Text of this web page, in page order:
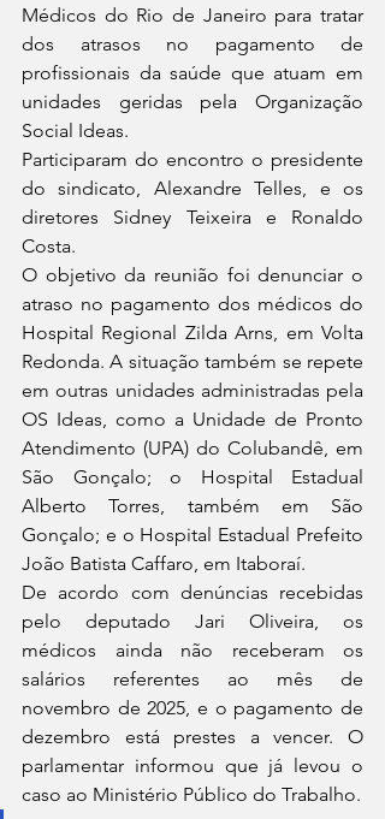
Médicos do Rio de Janeiro para tratar
dos atrasos no pagamento de
profissionais da saúde que atuam em
unidades geridas pela Organização
Social Ideas.
Participaram do encontro o presidente
do sindicato, Alexandre Telles, e os
diretores Sidney Teixeira e Ronaldo
Costa.
O objetivo da reunião foi denunciar o
atraso no pagamento dos médicos do
Hospital Regional Zilda Arns, em Volta
Redonda. A situação também se repete
em outras unidades administradas pela
OS Ideas, como a Unidade de Pronto
Atendimento (UPA) do Colubandê, em
São Gonçalo; o Hospital Estadual
Alberto Torres, também em São
Gonçalo; e o Hospital Estadual Prefeito
João Batista Caffaro, em Itaboraí.
De acordo com denúncias recebidas
pelo deputado Jari Oliveira, os
médicos ainda não receberam os
salários referentes ao mês de
novembro de 2025, e o pagamento de
dezembro está prestes a vencer. O
parlamentar informou que já levou o
caso ao Ministério Público do Trabalho.